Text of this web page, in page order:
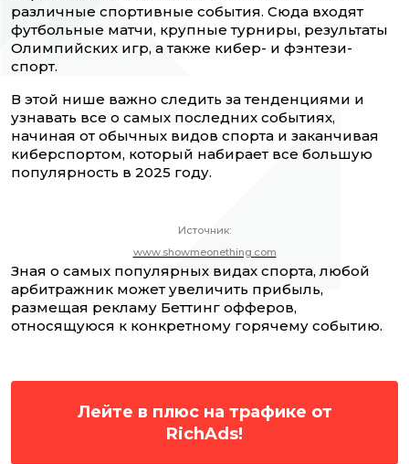
различные спортивные события. Сюда входят
футбольные матчи, крупные турниры, результаты
Олимпийских игр, а также кибер- и фэнтези-
спорт.
В этой нише важно следить за тенденциями и
узнавать все о самых последних событиях,
начиная от обычных видов спорта и заканчивая
киберспортом, который набирает все большую
популярность в 2025 году.
Источник:
www.showmeonething.com
Зная о самых популярных видах спорта, любой
арбитражник может увеличить прибыль,
размещая рекламу Беттинг офферов,
относящуюся к конкретному горячему событию.
Лейте в плюс на трафике от
RichAds!